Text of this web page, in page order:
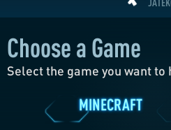
Ryzen 7900
3 Cores CPU
Choose a Game
Select the game you want to